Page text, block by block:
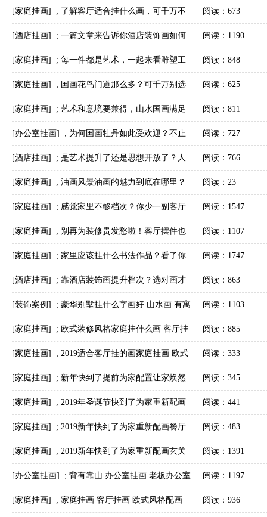
来告诉你
[家庭挂画] ; 了解客厅适合挂什么画，可千万不
能选错了！
阅读：673
[酒店挂画] ; 一篇文章来告诉你酒店装饰画如何
选择
阅读：1190
[家庭挂画] ; 每一件都是艺术，一起来看雕塑工
艺品展现的世界
阅读：848
[家庭挂画] ; 国画花鸟门道那么多？可千万别选
错了
阅读：625
[家庭挂画] ; 艺术和意境要兼得，山水国画满足
你
阅读：811
[办公室挂画] ; 为何国画牡丹如此受欢迎？不止
是花开富贵寓意好
阅读：727
[酒店挂画] ; 是艺术提升了还是思想开放了？人
体油画突然大热
阅读：766
[家庭挂画] ; 油画风景油画的魅力到底在哪里？ 阅读：23
[家庭挂画] ; 感觉家里不够档次？你少一副客厅
装饰画！
阅读：1547
[家庭挂画] ; 别再为装修贵发愁啦！客厅摆件也
有大作用
阅读：1107
[家庭挂画] ; 家里应该挂什么书法作品？看了你
就知道啦！
阅读：1747
[酒店挂画] ; 靠酒店装饰画提升档次？选对画才
行！
阅读：863
[装饰案例] ; 豪华别墅挂什么字画好 山水画 有寓
意又好看的风水油画是首选 字画美客户真实案例
阅读：1103
[家庭挂画] ; 欧式装修风格家庭挂什么画 客厅挂
画 欧式风格配画 字画美客户订制作品安装实际
图
阅读：885
[家庭挂画] ; 2019适合客厅挂的画家庭挂画 欧式
风格配画 字画美客户订制作品安装实际图
阅读：333
[家庭挂画] ; 新年快到了提前为家配置让家焕然
一新卧室挂画字画美客户订制作品安装实际图
阅读：345
[家庭挂画] ; 2019年圣诞节快到了为家重新配画
玄关挂画字画美客户订制作品安装实际图
阅读：441
[家庭挂画] ; 2019新年快到了为家重新配画餐厅
挂画字画美客户订制作品安装实际图
阅读：483
[家庭挂画] ; 2019新年快到了为家重新配画玄关
挂画字画美客户订制作品安装实际图
阅读：1391
[办公室挂画] ; 背有靠山 办公室挂画 老板办公室
挂画 董事长办公室配画 办公室玄关挂画 字画美
阅读：1197
[家庭挂画] ; 家庭挂画 客厅挂画 欧式风格配画 阅读：936